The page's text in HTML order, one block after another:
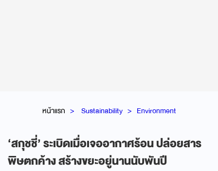
หน้าแรก Sustainability Environment
‘สกุชชี่’ ระเบิดเมื่อเจออากาศร้อน ปล่อยสาร
พิษตกค้าง สร้างขยะอยู่นานนับพันปี